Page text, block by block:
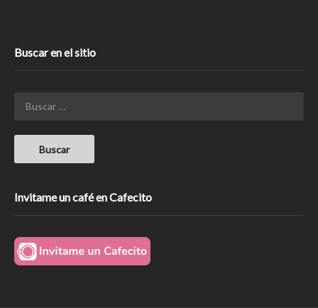
Buscar en el sitio
Invitame un café en Cafecito